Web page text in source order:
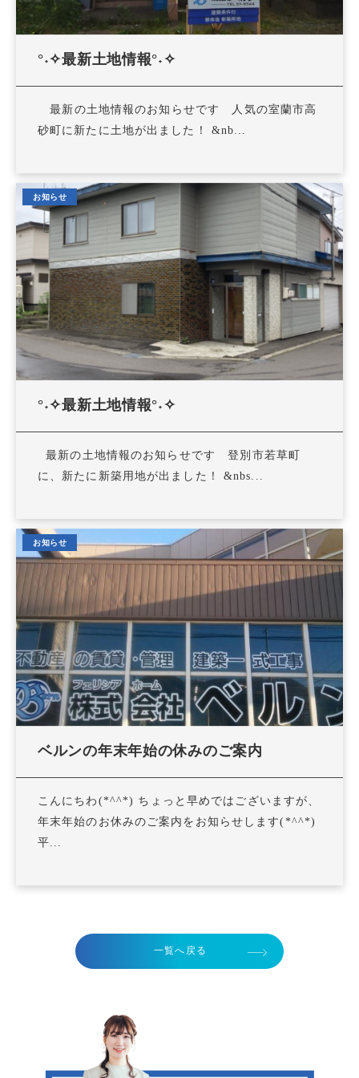
°˖✧最新土地情報°˖✧
最新の土地情報のお知らせです 人気の室蘭市高
砂町に新たに土地が出ました！ &nb...
お知らせ
°˖✧最新土地情報°˖✧
最新の土地情報のお知らせです 登別市若草町
に、新たに新築用地が出ました！ &nbs...
お知らせ
ベルンの年末年始の休みのご案内
こんにちわ(*^^*) ちょっと早めではございますが、
年末年始のお休みのご案内をお知らせします(*^^*)
平...
一覧へ戻る